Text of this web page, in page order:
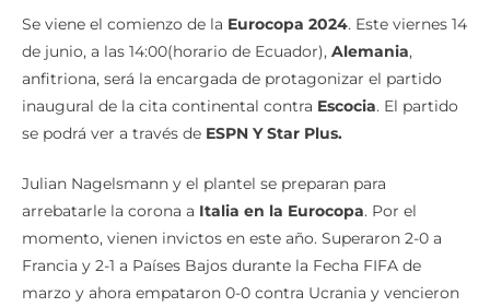
Se viene el comienzo de la Eurocopa 2024. Este viernes 14
de junio, a las 14:00(horario de Ecuador), Alemania,
anfitriona, será la encargada de protagonizar el partido
inaugural de la cita continental contra Escocia. El partido
se podrá ver a través de ESPN Y Star Plus.
Julian Nagelsmann y el plantel se preparan para
arrebatarle la corona a Italia en la Eurocopa. Por el
momento, vienen invictos en este año. Superaron 2-0 a
Francia y 2-1 a Países Bajos durante la Fecha FIFA de
marzo y ahora empataron 0-0 contra Ucrania y vencieron